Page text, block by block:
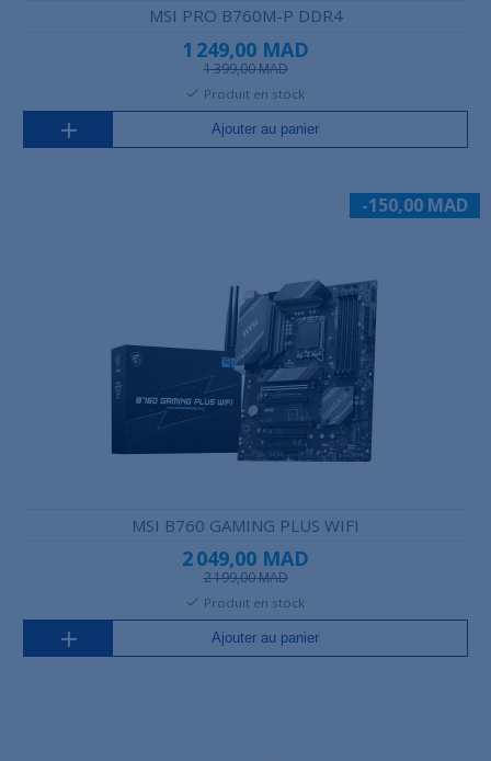
MSI PRO B760M-P DDR4
1 249,00 MAD
1 399,00 MAD
Produit en stock
Ajouter au panier
-150,00 MAD
MSI B760 GAMING PLUS WIFI
2 049,00 MAD
2 199,00 MAD
Produit en stock
Ajouter au panier